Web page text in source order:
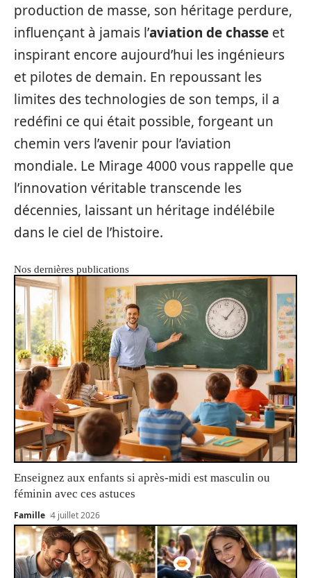
production de masse, son héritage perdure,
influençant à jamais l’aviation de chasse et
inspirant encore aujourd’hui les ingénieurs
et pilotes de demain. En repoussant les
limites des technologies de son temps, il a
redéfini ce qui était possible, forgeant un
chemin vers l’avenir pour l’aviation
mondiale. Le Mirage 4000 vous rappelle que
l’innovation véritable transcende les
décennies, laissant un héritage indélébile
dans le ciel de l’histoire.
Nos dernières publications
Enseignez aux enfants si après-midi est masculin ou
féminin avec ces astuces
Famille 4 juillet 2026